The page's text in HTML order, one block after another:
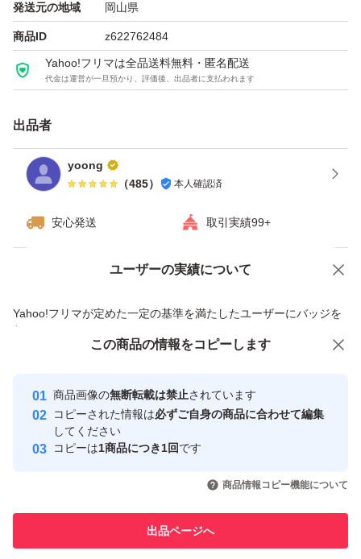
発送元の地域 岡山県
商品ID z622762484
Yahoo!フリマは全品送料無料・匿名配送
代金は運営が一旦預かり、評価後、出品者に支払われます
出品者
yoong
（485） 本人確認済
安心発送 取引実績99+
ユーザーの実績について
Yahoo!フリマが定めた一定の基準を満たしたユーザーにバッジを
付与しています
安心取引出品者
心・安全なユーザーです
取引実績
引を完了させた実績があります
での取引実績があります
価格の相談 商品への質問
この商品の情報をコピーします
商品画像の無断転載は禁止されています
コピーされた情報は必ずご自身の商品に合わせて編集
してください
コピーは1商品につき1回です
商品情報コピー機能について
出品ページへ
この商品をみている人にオススメ